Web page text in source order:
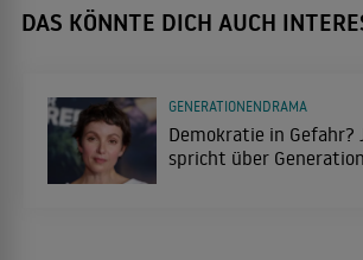
DAS KÖNNTE DICH AUCH
Demokratie in Gefahr?
spricht über
GENERATIONENDRAMA